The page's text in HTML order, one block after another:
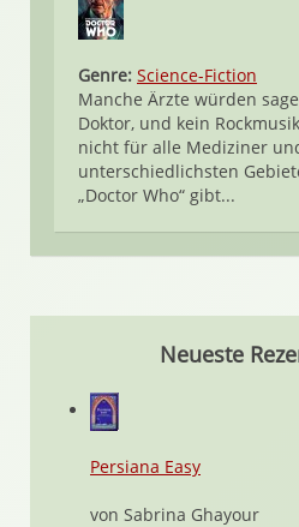
Genre: Science-Fiction
Manche Ärzte würden
Doktor, und kein
nicht für alle Mediziner
unterschiedlichsten
„Doctor Who“ gibt...
Neueste
Persiana Easy
von Sabrina Ghayour